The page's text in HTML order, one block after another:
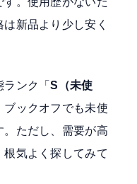
新品より少し安く
ランク「S（未使
ブックオフでも未使
ただし、需要が高
気よく探してみて